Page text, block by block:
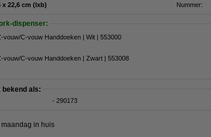
11,5 x 22,6 cm (lxb) Nummer:
dispenser:
vouw/C-vouw Handdoeken | Wit | 553000
vouw/C-vouw Handdoeken | Zwart | 553008
bekend als:
- 290173
in huis